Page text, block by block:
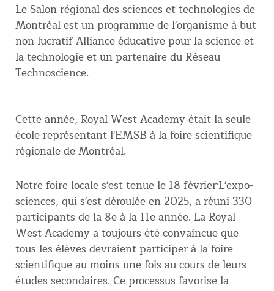
Le Salon régional des sciences et technologies de
Montréal est un programme de l'organisme à but
non lucratif Alliance éducative pour la science et
la technologie et un partenaire du Réseau
Technoscience.
Cette année, Royal West Academy était la seule
école représentant l'EMSB à la foire scientifique
régionale de Montréal.
Notre foire locale s'est tenue le 18 février.L'expo-
sciences, qui s'est déroulée en 2025, a réuni 330
participants de la 8e à la 11e année. La Royal
West Academy a toujours été convaincue que
tous les élèves devraient participer à la foire
scientifique au moins une fois au cours de leurs
études secondaires. Ce processus favorise la